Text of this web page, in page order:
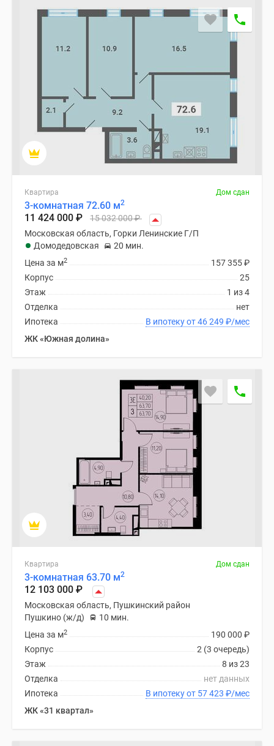
Квартира Дом сдан
3-комнатная 72.60 м2
11 424 000 ₽ 15 032 000₽
Московская область, Горки Ленинские Г/П
Домодедовская
20 мин.
157 355₽
Цена за м2
25
Корпус
1 из 4
Этаж
нет
Отделка
В ипотеку от 46 249 ₽/мес
Ипотека
ЖК «Южная долина»
Квартира Дом сдан
3-комнатная 63.70 м2
12 103 000 ₽
Московская область, Пушкинский район
Пушкино (ж/д)
10 мин.
190 000 ₽
Цена за м2
2 (3 очередь)
Корпус
8 из 23
Этаж
нет данных
Отделка
В ипотеку от 57 423 ₽/мес
Ипотека
ЖК «31 квартал»